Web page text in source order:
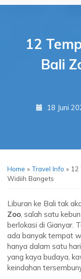
12
Bali
18 Juni
Home » Travel Info » 12
Widiih Bangets
Liburan ke Bali tak
Zoo, salah satu
berlokasi di Gianyar.
ada banyak tempat
hanya dalam satu
yang kaya budaya,
keindahan